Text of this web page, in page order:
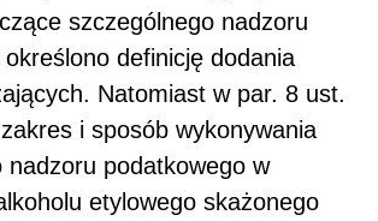
szczególnego nadzoru
definicję dodania
Natomiast w par. 8 ust.
i sposób wykonywania
nadzoru podatkowego w
etylowego skażonego